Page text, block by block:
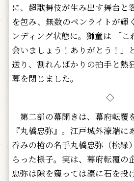
に、超歌舞伎が生み出す舞台と
を包み、無数のペンライトが輝
ンディング状態に。獅童は 「
会いましょう！ありがとう！」
送り、割れんばかりの拍手と熱
幕を閉じました。
◇
第二部の幕開きは、幕府転覆
『丸橋忠弥』。江戸城外濠端に
呑みの槍の名手丸橋忠弥（松緑
らった様子。実は、幕府転覆の
忠弥は隙を窺っては濠に石を投